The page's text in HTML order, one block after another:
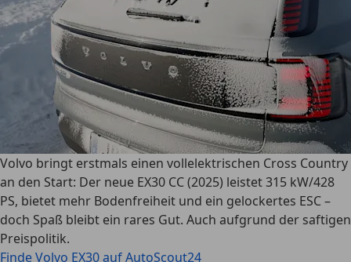
Volvo bringt erstmals einen vollelektrischen Cross Country
an den Start: Der neue EX30 CC (2025) leistet 315 kW/428
PS, bietet mehr Bodenfreiheit und ein gelockertes ESC –
doch Spaß bleibt ein rares Gut. Auch aufgrund der saftigen
Preispolitik.
Finde Volvo EX30 auf AutoScout24